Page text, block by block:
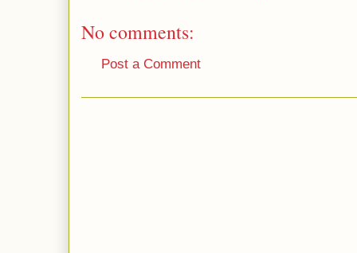
No comments:
Post a Comment